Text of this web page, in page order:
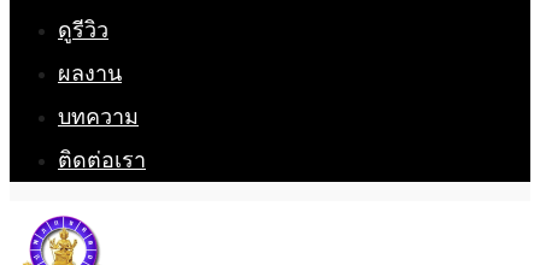
ดูรีวิว
ผลงาน
บทความ
ติดต่อเรา